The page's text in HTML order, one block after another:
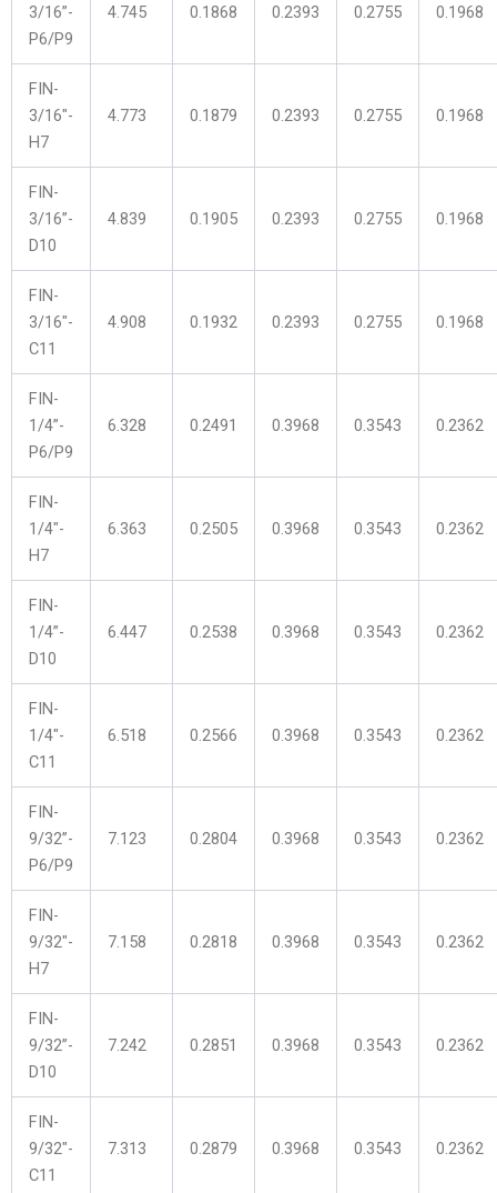
3/16”-
P6/P9
4.745 0.1868 0.2393 0.2755 0.1968
FIN-
3/16″-
H7
4.773 0.1879 0.2393 0.2755 0.1968
FIN-
3/16”-
D10
4.839 0.1905 0.2393 0.2755 0.1968
FIN-
3/16″-
C11
4.908 0.1932 0.2393 0.2755 0.1968
FIN-
1/4”-
P6/P9
6.328 0.2491 0.3968 0.3543 0.2362
FIN-
1/4″-
H7
6.363 0.2505 0.3968 0.3543 0.2362
FIN-
1/4”-
D10
6.447 0.2538 0.3968 0.3543 0.2362
FIN-
1/4″-
C11
6.518 0.2566 0.3968 0.3543 0.2362
FIN-
9/32”-
P6/P9
7.123 0.2804 0.3968 0.3543 0.2362
FIN-
9/32″-
H7
7.158 0.2818 0.3968 0.3543 0.2362
FIN-
9/32”-
D10
7.242 0.2851 0.3968 0.3543 0.2362
FIN-
9/32″-
C11
7.313 0.2879 0.3968 0.3543 0.2362